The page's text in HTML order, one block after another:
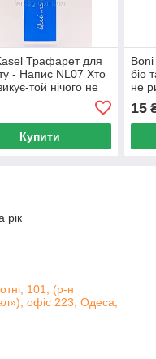
Трафарет для
- Напис NL07 Хто
той нічого не
Купити
біо
не
15
рік
101, (р-н
офіс 223, Одеса,